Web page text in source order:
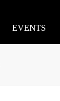
EVENTS